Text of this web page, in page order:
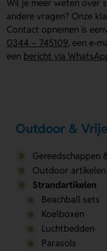
Wil je meer weten over
andere vragen? Onze
Contact opnemen is
0344 – 745109, een e-
een bericht via
Outdoor &
Gereedschappen
Outdoor artikelen
Strandartikelen
Beachball sets
Koelboxen
Luchtbedden
Parasols